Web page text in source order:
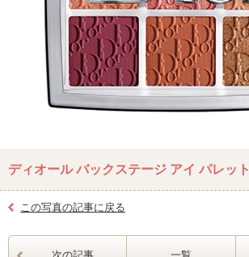
ディオール バックステージ アイ パレット
この写真の記事に戻る